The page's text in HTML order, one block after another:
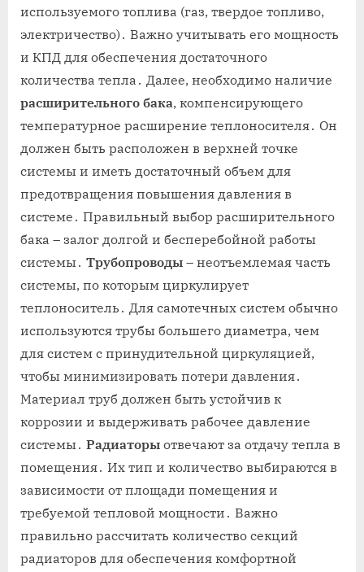
используемого топлива (газ, твердое топливо,
электричество)․ Важно учитывать его мощность
и КПД для обеспечения достаточного
количества тепла․ Далее, необходимо наличие
расширительного бака, компенсирующего
температурное расширение теплоносителя․ Он
должен быть расположен в верхней точке
системы и иметь достаточный объем для
предотвращения повышения давления в
системе․ Правильный выбор расширительного
бака – залог долгой и бесперебойной работы
системы․ Трубопроводы – неотъемлемая часть
системы, по которым циркулирует
теплоноситель․ Для самотечных систем обычно
используются трубы большего диаметра, чем
для систем с принудительной циркуляцией,
чтобы минимизировать потери давления․
Материал труб должен быть устойчив к
коррозии и выдерживать рабочее давление
системы․ Радиаторы отвечают за отдачу тепла в
помещения․ Их тип и количество выбираются в
зависимости от площади помещения и
требуемой тепловой мощности․ Важно
правильно рассчитать количество секций
радиаторов для обеспечения комфортной